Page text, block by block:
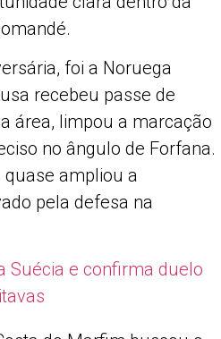
foi a Noruega
recebeu passe de
área, limpou a marcação
no ângulo de Forfana.
quase ampliou a
pela defesa na
Suécia e confirma duelo